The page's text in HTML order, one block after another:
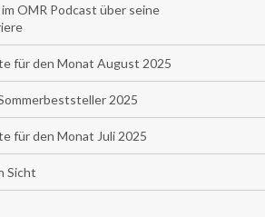
OMR Podcast über seine
für den Monat August 2025
2025
für den Monat Juli 2025
Sicht